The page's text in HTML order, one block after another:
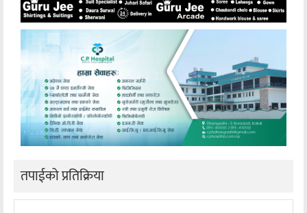
तपाईको प्रतिक्रिया